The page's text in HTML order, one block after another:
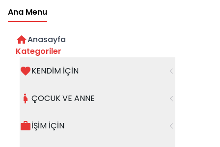
Ana Menu
Anasayfa
Kategoriler
KENDİM İÇİN
ÇOCUK VE ANNE
İŞİM İÇİN
Danışmanlarımızın blog içeriklerini burada görebilirsiniz.
Kategoriler
Filtreleri Temizle